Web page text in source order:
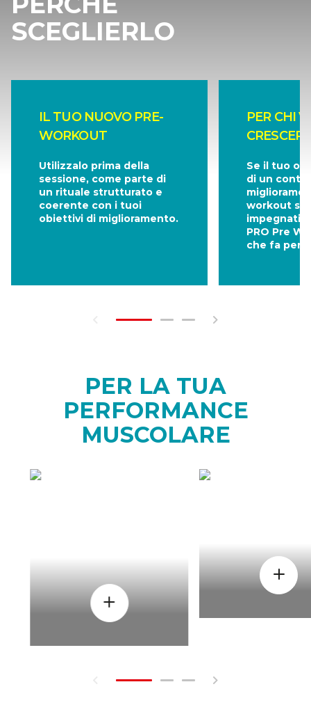
SCEGLIERLO
IL TUO NUOVO PRE-
WORKOUT
Utilizzalo prima della
sessione, come parte di
un rituale strutturato e
coerente con i tuoi
obiettivi di miglioramento.
PER CHI
CRESCERE
Se il tuo
di un
workout
impegnativi,
PRO Pre
che fa per
PER LA TUA
PERFORMANCE
MUSCOLARE